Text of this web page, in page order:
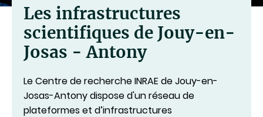
Les infrastructures
scientifiques de Jouy-en-
Josas - Antony
Le Centre de recherche INRAE de Jouy-en-
Josas-Antony dispose d'un réseau de
plateformes et d’infrastructures